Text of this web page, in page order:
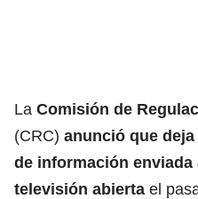
La Comisión de
(CRC) anunció que
de información
televisión abierta el